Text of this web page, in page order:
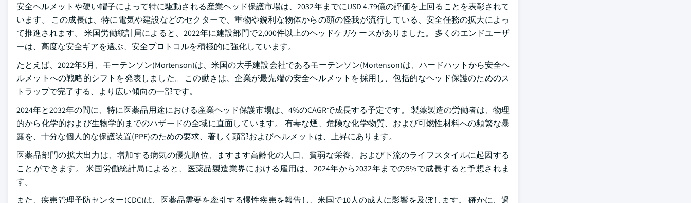
安全ヘルメットや硬い帽子によって特に駆動される産業ヘッド保護市場は、2032年までにUSD 4.79億の評価を上回ることを表彰されて
います。 この成長は、特に電気や建設などのセクターで、重物や鋭利な物体からの頭の怪我が流行している、安全任務の拡大によっ
て推進されます。 米国労働統計局によると、2022年に建設部門で2,000件以上のヘッドケガケースがありました。 多くのエンドユーザ
ーは、高度な安全ギアを選ぶ、安全プロトコルを積極的に強化しています。
たとえば、2022年5月、モーテンソン(Mortenson)は、米国の大手建設会社であるモーテンソン(Mortenson)は、ハードハットから安全ヘ
ルメットへの戦略的シフトを発表しました。 この動きは、企業が最先端の安全ヘルメットを採用し、包括的なヘッド保護のためのス
トラップで完了する、より広い傾向の一部です。
2024年と2032年の間に、特に医薬品用途における産業ヘッド保護市場は、4%のCAGRで成長する予定です。 製薬製造の労働者は、物理
的から化学的および生物学的までのハザードの全域に直面しています。 有毒な煙、危険な化学物質、および可燃性材料への頻繁な暴
露を、十分な個人的な保護装置(PPE)のための要求、著しく頭部およびヘルメットは、上昇にあります。
医薬品部門の拡大出力は、増加する病気の優先順位、ますます高齢化の人口、貧弱な栄養、および下流のライフスタイルに起因する
ことができます。 米国労働統計局によると、医薬品製造業界における雇用は、2024年から2032年までの5%で成長すると予想されま
す。
また、疾患管理予防センター(CDC)は、医薬品需要を牽引する慢性疾患を報告し、米国で10人の成人に影響を及ぼします。 確かに、過